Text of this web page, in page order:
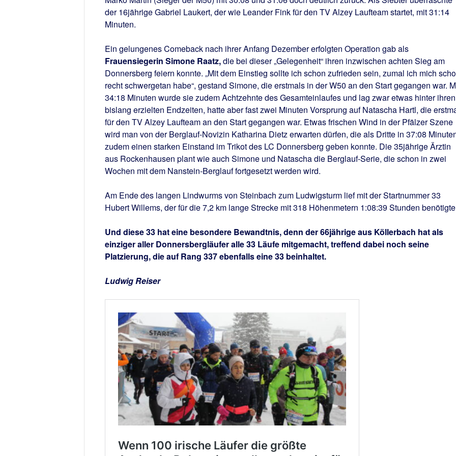
der 16jährige Gabriel Laukert, der wie Leander Fink für den TV Alzey Laufteam startet, mit 31:14
Minuten.
Ein gelungenes Comeback nach ihrer Anfang Dezember erfolgten Operation gab als
Frauensiegerin Simone Raatz,die bei dieser „Gelegenheit“ ihren inzwischen achten Sieg am
Donnersberg feiern konnte. „Mit dem Einstieg sollte ich schon zufrieden sein, zumal ich mich
recht schwergetan habe“, gestand Simone, die erstmals in der W50 an den Start gegangen war.
34:18 Minuten wurde sie zudem Achtzehnte des Gesamteinlaufes und lag zwar etwas hinter ihren
bislang erzielten Endzeiten, hatte aber fast zwei Minuten Vorsprung auf Natascha Hartl, die
für den TV Alzey Laufteam an den Start gegangen war. Etwas frischen Wind in der Pfälzer Szene
wird man von der Berglauf-Novizin Katharina Dietz erwarten dürfen, die als Dritte in 37:08
zudem einen starken Einstand im Trikot des LC Donnersberg geben konnte. Die 35jährige Ärztin
aus Rockenhausen plant wie auch Simone und Natascha die Berglauf-Serie, die schon in zwei
Wochen mit dem Nanstein-Berglauf fortgesetzt werden wird.
Am Ende des langen Lindwurms von Steinbach zum Ludwigsturm lief mit der Startnummer 33
Hubert Willems, der für die 7,2 km lange Strecke mit 318 Höhenmetern 1:08:39 Stunden
Und diese 33 hat eine besondere Bewandtnis, denn der 66jährige aus Köllerbach hat als
einziger aller Donnersbergläufer alle 33 Läufe mitgemacht, treffend dabei noch seine
Platzierung, die auf Rang 337 ebenfalls eine 33 beinhaltet.
Ludwig Reiser